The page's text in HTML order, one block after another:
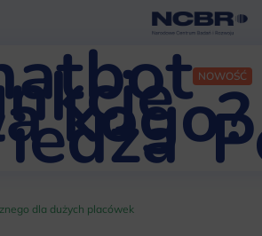
NOWOŚĆ
kogo?
dla dużych placówek